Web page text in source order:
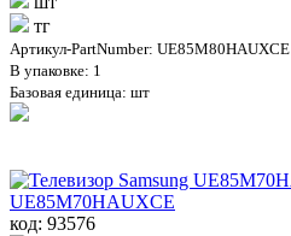
тг
Артикул-PartNumber: UE85M80HAUXCE
В упаковке: 1
Базовая единица: шт
UE85M70HAUXCE
код: 93576